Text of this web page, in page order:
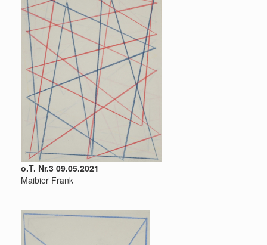
o.T. Nr.3 09.05.2021
Maibier Frank